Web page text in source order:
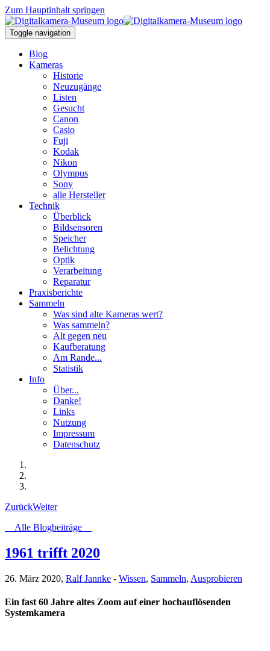
Zum Hauptinhalt springen
Toggle navigation
Blog
Kameras
Historie
Neuzugänge
Listen
Gesucht
Canon
Casio
Fuji
Kodak
Nikon
Olympus
Sony
alle Hersteller
Technik
Überblick
Bildsensoren
Speicher
Belichtung
Optik
Verarbeitung
Reparatur
Praxisberichte
Sammeln
Was sind alte Kameras wert?
Was sammeln?
Alt gegen neu
Kaufberatung
Am Rande...
Statistik
Info
Über...
Danke!
Links
Nutzung
Impressum
Datenschutz
ZurückWeiter
Alle Blogbeiträge
1961 trifft 2020
26. März 2020, Ralf Jannke - Wissen, Sammeln, Ausprobieren
Ein fast 60 Jahre altes Zoom auf einer hochauflösenden
Systemkamera